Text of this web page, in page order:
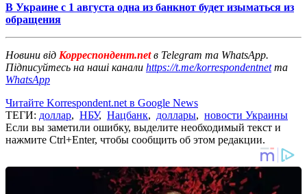
В Украине с 1 августа одна из банкнот будет изыматься из
обращения
Новини від Корреспондент.netв Telegram та WhatsApp.
Підписуйтесь на наші канали https://t.me/korrespondentnetта
WhatsApp
Читайте Korrespondent.net в Google News
ТЕГИ: доллар, НБУ, Нацбанк, доллары, новости Украины
Если вы заметили ошибку, выделите необходимый текст и
нажмите Ctrl+Enter, чтобы сообщить об этом редакции.